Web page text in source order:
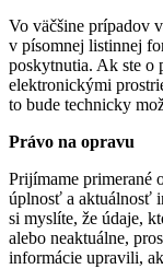
Vo väčšine prípadov
v písomnej listinnej
poskytnutia. Ak ste o
elektronickými
to bude technicky
Právo na opravu
Prijímame primerané
úplnosť a aktuálnosť
si myslíte, že údaje,
alebo neaktuálne,
informácie upravili,